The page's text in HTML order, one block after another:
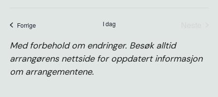
Forrigearrangementer I dag
Med forbehold om endringer. Besøk alltid
arrangørens nettside for oppdatert informasjon
om arrangementene.